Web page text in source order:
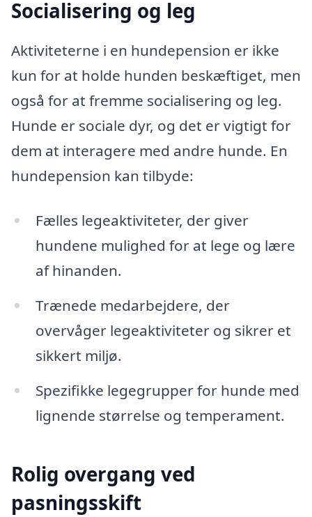
Socialisering og leg
Aktiviteterne i en hundepension er ikke
kun for at holde hunden beskæftiget, men
også for at fremme socialisering og leg.
Hunde er sociale dyr, og det er vigtigt for
dem at interagere med andre hunde. En
hundepension kan tilbyde:
Fælles legeaktiviteter, der giver
hundene mulighed for at lege og lære
af hinanden.
Trænede medarbejdere, der
overvåger legeaktiviteter og sikrer et
sikkert miljø.
Spezifikke legegrupper for hunde med
lignende størrelse og temperament.
Rolig overgang ved
pasningsskift